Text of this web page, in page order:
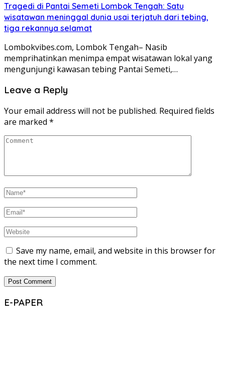
Tragedi di Pantai Semeti Lombok Tengah: Satu
wisatawan meninggal dunia usai terjatuh dari tebing,
tiga rekannya selamat
Lombokvibes.com, Lombok Tengah– Nasib
memprihatinkan menimpa empat wisatawan lokal yang
mengunjungi kawasan tebing Pantai Semeti,…
Leave a Reply
Your email address will not be published. Required fields
are marked *
Save my name, email, and website in this browser for
the next time I comment.
E-PAPER